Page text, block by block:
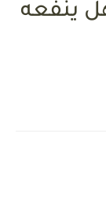
ينفعه